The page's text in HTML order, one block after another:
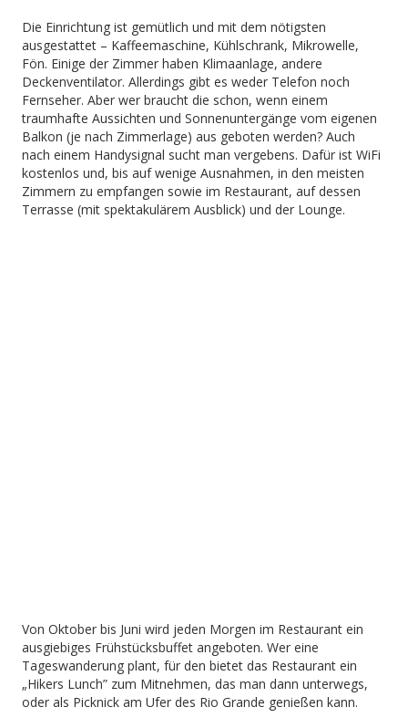
Die Einrichtung ist gemütlich und mit dem nötigsten
ausgestattet – Kaffeemaschine, Kühlschrank, Mikrowelle,
Fön. Einige der Zimmer haben Klimaanlage, andere
Deckenventilator. Allerdings gibt es weder Telefon noch
Fernseher. Aber wer braucht die schon, wenn einem
traumhafte Aussichten und Sonnenuntergänge vom eigenen
Balkon (je nach Zimmerlage) aus geboten werden? Auch
nach einem Handysignal sucht man vergebens. Dafür ist WiFi
kostenlos und, bis auf wenige Ausnahmen, in den meisten
Zimmern zu empfangen sowie im Restaurant, auf dessen
Terrasse (mit spektakulärem Ausblick) und der Lounge.
Von Oktober bis Juni wird jeden Morgen im Restaurant ein
ausgiebiges Frühstücksbuffet angeboten. Wer eine
Tageswanderung plant, für den bietet das Restaurant ein
„Hikers Lunch” zum Mitnehmen, das man dann unterwegs,
oder als Picknick am Ufer des Rio Grande genießen kann.